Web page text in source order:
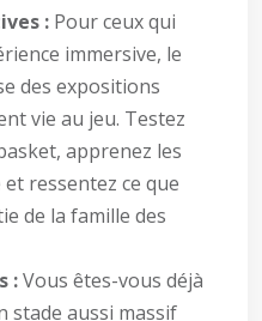
: Pour ceux qui
immersive, le
des expositions
vie au jeu. Testez
apprenez les
ressentez ce que
de la famille des
:Vous êtes-vous déjà
stade aussi massif